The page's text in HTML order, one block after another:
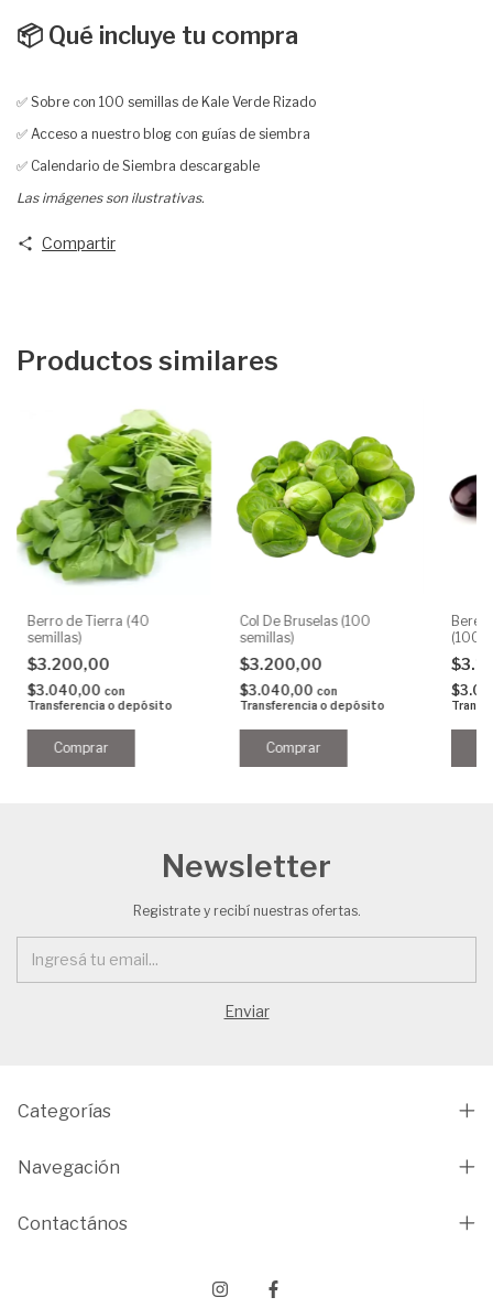
📦 Qué incluye tu compra
✅ Sobre con 100 semillas de Kale Verde Rizado
✅ Acceso a nuestro blog con guías de siembra
✅ Calendario de Siembra descargable
Las imágenes son ilustrativas.
Compartir
Productos similares
Berro de Tierra (40
semillas)
$3.200,00
$3.040,00 con
Transferencia o depósito
Col De Bruselas (100
semillas)
$3.200,00
$3.040,00 con
Transferencia o depósito
(100
Newsletter
Registrate y recibí nuestras ofertas.
Categorías
Navegación
Contactános